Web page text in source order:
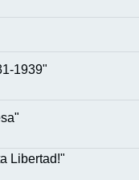
1939"
Libertad!"